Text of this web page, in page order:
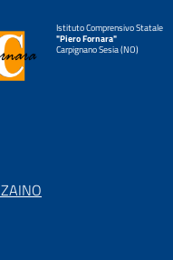
Istituto Comprensivo Statale
"Piero Fornara"
Carpignano Sesia (NO)